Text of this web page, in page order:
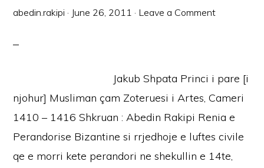
abedin.rakipi · June 26, 2011 · Leave a Comment
Jakub Shpata Princi i pare [i
njohur] Musliman çam Zoteruesi i Artes, Cameri
1410 – 1416 Shkruan : Abedin Rakipi Renia e
Perandorise Bizantine si rrjedhoje e luftes civile
qe e morri kete perandori ne shekullin e 14te,